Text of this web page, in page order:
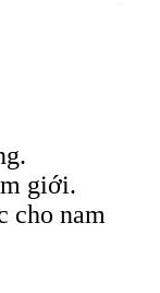
giới.
cho nam